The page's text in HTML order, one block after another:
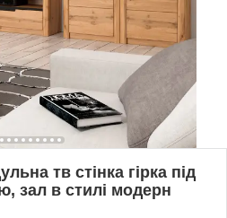
тв стінка гірка під
зал в стилі модерн